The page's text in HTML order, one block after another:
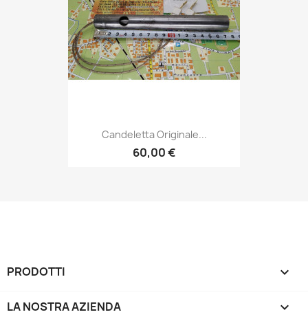
Candeletta Originale...
60,00 €
PRODOTTI 
LA NOSTRA AZIENDA 